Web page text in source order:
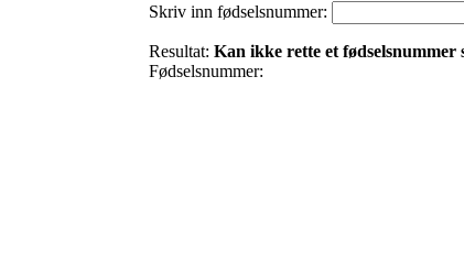
Skriv inn fødselsnummer:
Resultat: Kan ikke rette et fødselsnummer
Fødselsnummer: